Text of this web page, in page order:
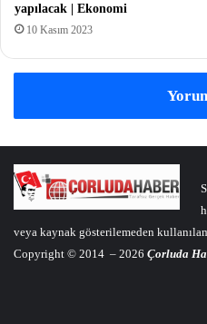
yapılacak | Ekonomi
10 Kasım 2023
veya kaynak gösterilemeden
Copyright © 2014 – 2026 Çorluda